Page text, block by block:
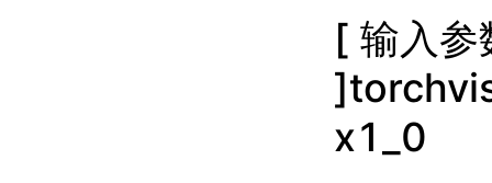
[ 输入参
x1_0